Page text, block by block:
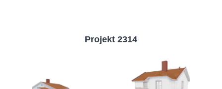
Projekt 2314